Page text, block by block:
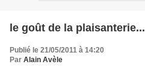
le goût de la plaisanterie...
Publié le 21/05/2011 à 14:20
Par Alain Avèle